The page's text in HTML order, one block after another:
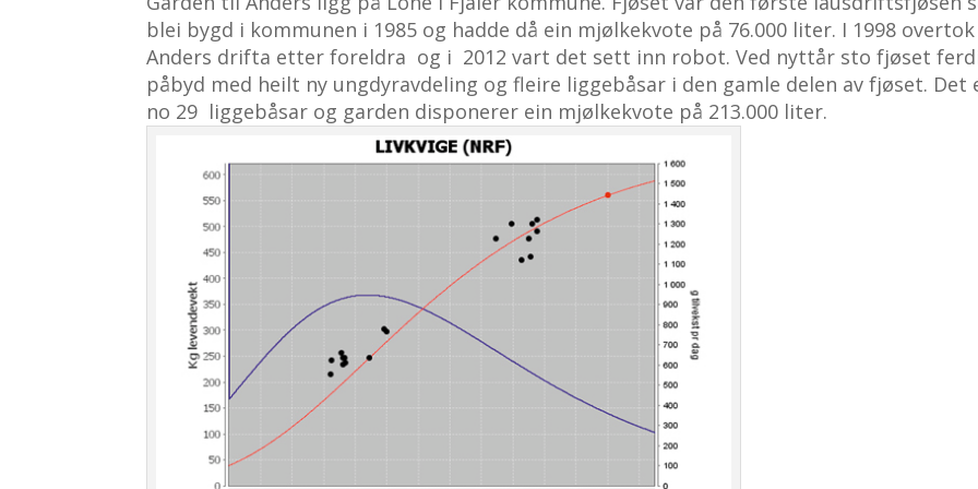
blei bygd i kommunen i 1985 og hadde då ein mjølkekvote på 76.000 liter. I 1998 overtok
Anders drifta etter foreldra og i 2012 vart det sett inn robot. Ved nyttår sto fjøset
påbyd med heilt ny ungdyravdeling og fleire liggebåsar i den gamle delen av fjøset. Det
no 29 liggebåsar og garden disponerer ein mjølkekvote på 213.000 liter.